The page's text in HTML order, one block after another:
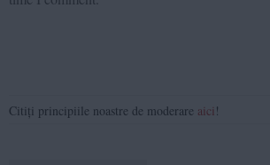
Citiți principiile noastre de moderare aici !